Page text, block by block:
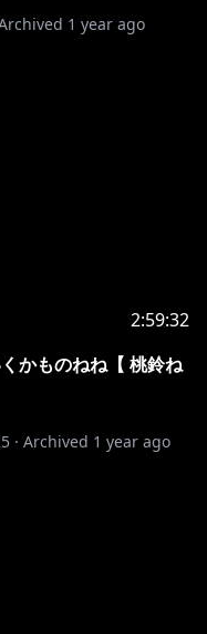
1 year ago
2:59:32
かものねね【 桃鈴ね
· Archived 1 year ago